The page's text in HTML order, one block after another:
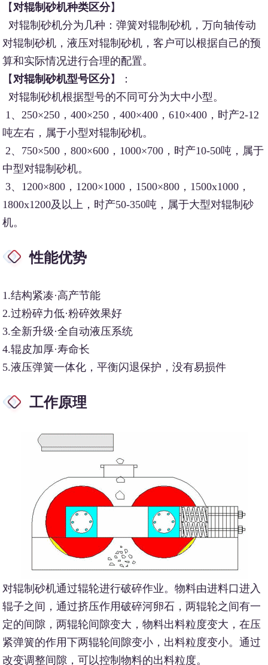
【 对辊制砂机种类区分】
对辊制砂机分为几种：弹簧对辊制砂机，万向轴传动
对辊制砂机，液压对辊制砂机，客户可以根据自己的预
算和实际情况进行合理的配置。
【 对辊制砂机型号区分】：
对辊制砂机根据型号的不同可分为大中小型。
1、250×250，400×250，400×400，610×400，时产2-12
吨左右，属于小型对辊制砂机。
2、750×500，800×600，1000×700，时产10-50吨，属于
中型对辊制砂机。
3、1200×800，1200×1000，1500×800，1500x1000，
1800x1200及以上，时产50-350吨，属于大型对辊制砂
机。
性能优势
1.结构紧凑·高产节能
2.过粉碎力低·粉碎效果好
3.全新升级·全自动液压系统
4.辊皮加厚·寿命长
5.液压弹簧一体化，平衡闪退保护，没有易损件
工作原理
对辊制砂机通过辊轮进行破碎作业。物料由进料口进入
辊子之间，通过挤压作用破碎河卵石，两辊轮之间有一
定的间隙，两辊轮间隙变大，物料出料粒度变大，在压
紧弹簧的作用下两辊轮间隙变小，出料粒度变小。通过
改变调整间隙，可以控制物料的出料粒度。